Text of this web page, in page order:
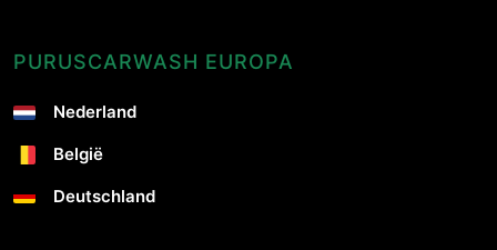
PURUSCARWASH EUROPA
Nederland
België
Deutschland